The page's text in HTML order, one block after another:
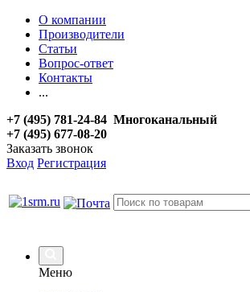
О компании
Производители
Статьи
Вопрос-ответ
Контакты
...
+7 (495) 781-24-84 Многоканальный
+7 (495) 677-08-20
Заказать звонок
Вход Регистрация
Меню